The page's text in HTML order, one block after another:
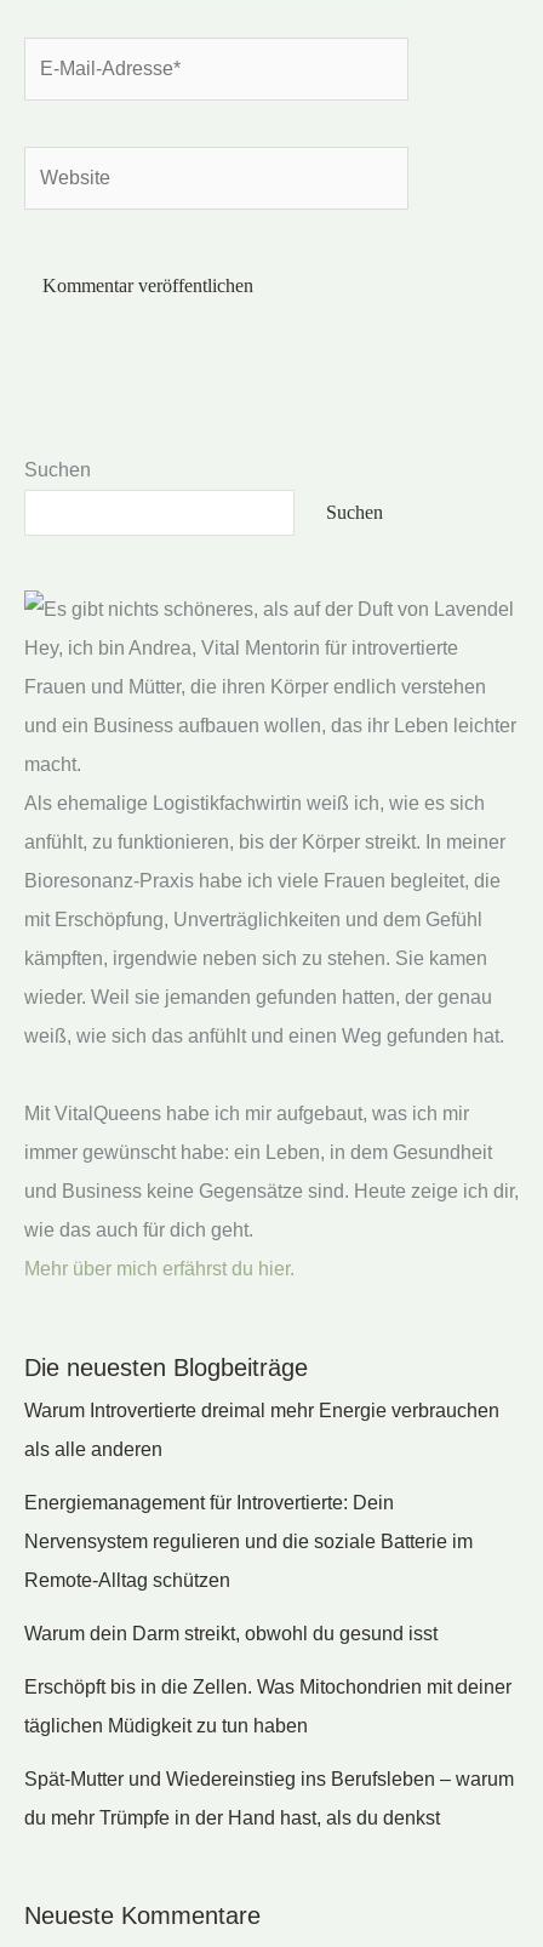
Suchen
Suchen
Hey, ich bin Andrea, Vital Mentorin für introvertierte
Frauen und Mütter, die ihren Körper endlich verstehen
und ein Business aufbauen wollen, das ihr Leben leichter
macht.
Als ehemalige Logistikfachwirtin weiß ich, wie es sich
anfühlt, zu funktionieren, bis der Körper streikt. In meiner
Bioresonanz-Praxis habe ich viele Frauen begleitet, die
mit Erschöpfung, Unverträglichkeiten und dem Gefühl
kämpften, irgendwie neben sich zu stehen. Sie kamen
wieder. Weil sie jemanden gefunden hatten, der genau
weiß, wie sich das anfühlt und einen Weg gefunden hat.
Mit VitalQueens habe ich mir aufgebaut, was ich mir
immer gewünscht habe: ein Leben, in dem Gesundheit
und Business keine Gegensätze sind. Heute zeige ich dir,
wie das auch für dich geht.
Mehr über mich erfährst du hier.
Die neuesten Blogbeiträge
Warum Introvertierte dreimal mehr Energie verbrauchen
als alle anderen
Energiemanagement für Introvertierte: Dein
Nervensystem regulieren und die soziale Batterie im
Remote-Alltag schützen
Warum dein Darm streikt, obwohl du gesund isst
Erschöpft bis in die Zellen. Was Mitochondrien mit deiner
täglichen Müdigkeit zu tun haben
Spät-Mutter und Wiedereinstieg ins Berufsleben – warum
du mehr Trümpfe in der Hand hast, als du denkst
Neueste Kommentare